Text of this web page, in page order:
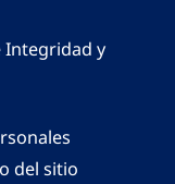
Integridad y
del sitio